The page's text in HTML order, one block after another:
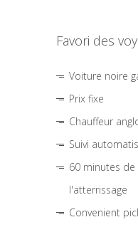
Favori des
Voiture noire
Prix fixe
Chauffeur
Suivi
60 minutes
l'atterrissage
Convenient